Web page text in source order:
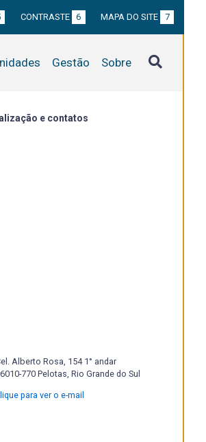
CONTRASTE 6 MAPA DO SITE 7
Gestão Sobre
e contatos
Alberto Rosa, 154 1° andar
770 Pelotas, Rio Grande do Sul
para ver o e-mail